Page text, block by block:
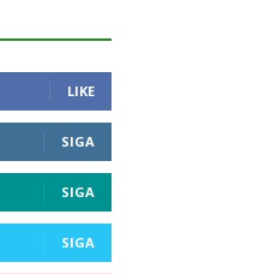
LIKE
SIGA
SIGA
SIGA